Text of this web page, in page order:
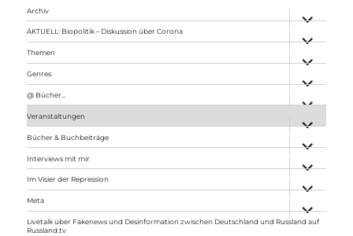
Archiv
anzeigen
AKTUELL: Biopolitik – Diskussion über Corona
anzeigen
Themen
anzeigen
Genres
anzeigen
@ Bücher…
Veranstaltungen
anzeigen
Bücher & Buchbeiträge
anzeigen
Interviews mit mir
anzeigen
Im Visier der Repression
anzeigen
Meta
anzeigen
Livetalk über Fakenews und Desinformation zwischen Deutschland und Russland auf
Russland.tv